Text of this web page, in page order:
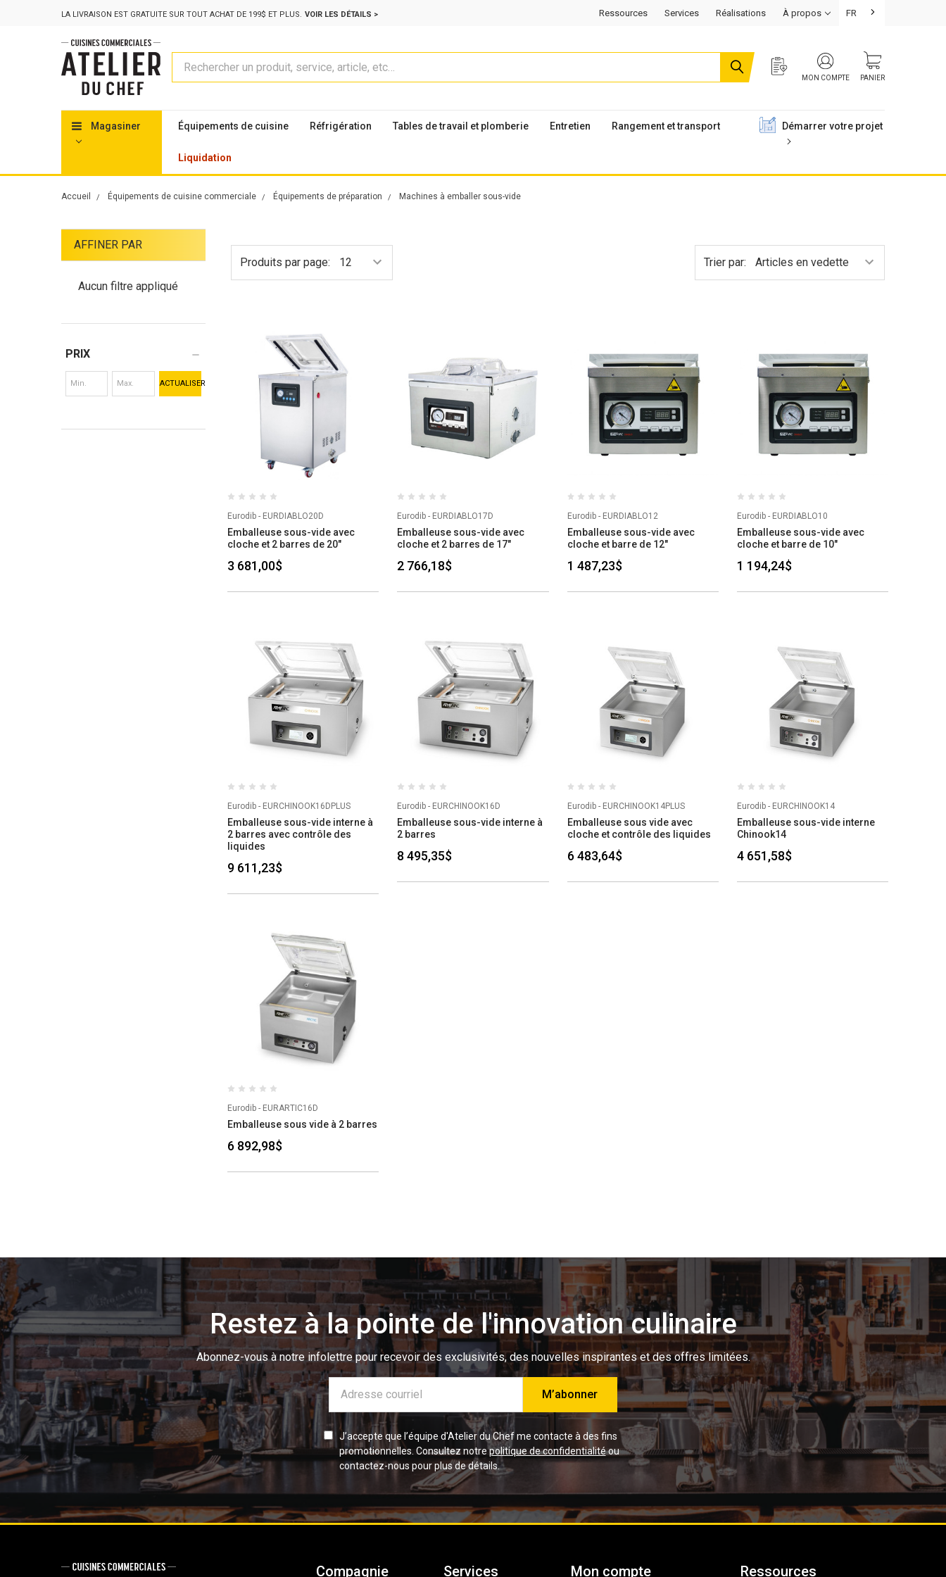
LA LIVRAISON EST GRATUITE SUR TOUT ACHAT DE 199$ ET PLUS. VOIR LES DÉTAILS > Ressources Services Réalisations À propos FR
MON COMPTE PANIER
Rechercher
Magasiner Équipements de cuisine Réfrigération Tables de travail et plomberie Entretien Rangement et transport
Liquidation
Démarrer votre projet
Accueil Équipements de cuisine commerciale Équipements de préparation Machines à emballer sous-vide
AFFINER PAR
Aucun filtre appliqué
PRIX
ACTUALISER
Trier par:
Produits par page:
Eurodib - EURDIABLO20D
Emballeuse sous-vide avec
cloche et 2 barres de 20"
3 681,00$
Eurodib - EURDIABLO17D
Emballeuse sous-vide avec
cloche et 2 barres de 17"
2 766,18$
Eurodib - EURDIABLO12
Emballeuse sous-vide avec
cloche et barre de 12"
1 487,23$
Eurodib - EURDIABLO10
Emballeuse sous-vide avec
cloche et barre de 10"
1 194,24$
Eurodib - EURCHINOOK16DPLUS
Emballeuse sous-vide interne à
2 barres avec contrôle des
liquides
9 611,23$
Eurodib - EURCHINOOK16D
Emballeuse sous-vide interne à
2 barres
8 495,35$
Eurodib - EURCHINOOK14PLUS
Emballeuse sous vide avec
cloche et contrôle des liquides
6 483,64$
Eurodib - EURCHINOOK14
Emballeuse sous-vide interne
Chinook14
4 651,58$
Eurodib - EURARTIC16D
Emballeuse sous vide à 2 barres
6 892,98$
Restez à la pointe de l'innovation culinaire
Abonnez-vous à notre infolettre pour recevoir des exclusivités, des nouvelles inspirantes et des offres limitées.
mail
J’accepte que l’équipe d'Atelier du Chef me contacte à des fins
promotionnelles. Consultez notrepolitique de confidentialitéou
contactez-nous pour plus de détails.
Compagnie Services Mon compte Ressources